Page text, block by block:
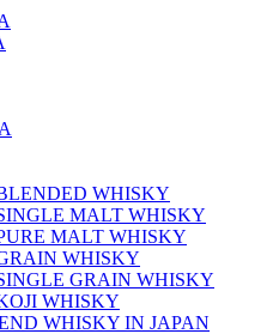
WHISKY
MALT WHISKY
MALT WHISKY
WHISKY
GRAIN WHISKY
WHISKY
WHISKY IN JAPAN